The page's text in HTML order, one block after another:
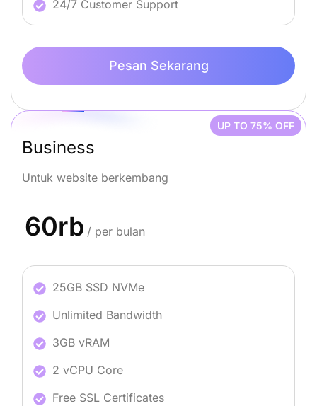
24/7 Customer Support
Pesan Sekarang
Business
Untuk website berkembang
60rb / per bulan
25GB SSD NVMe
Unlimited Bandwidth
3GB vRAM
2 vCPU Core
Free SSL Certificates
UP TO 75% OFF